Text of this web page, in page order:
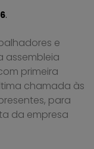
.
e
assembleia
primeira
chamada às
para
da empresa